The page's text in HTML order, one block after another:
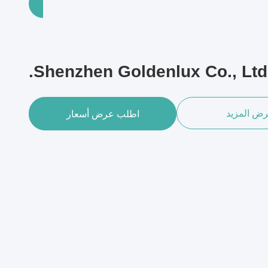
Shenzhen Goldenlux Co., Ltd.
المزيد اطلب عرض أسعار